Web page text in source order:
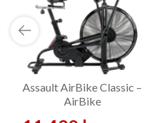
Assault AirBike Classic –
AirBike